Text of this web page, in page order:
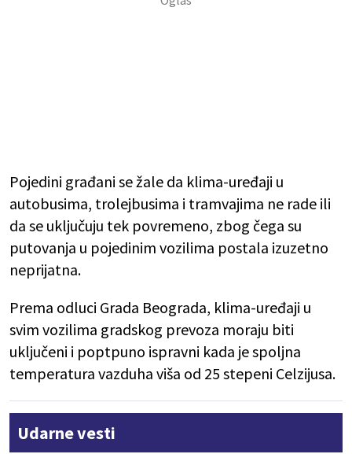
Pojedini građani se žale da klima-uređaji u
autobusima, trolejbusima i tramvajima ne rade ili
da se uključuju tek povremeno, zbog čega su
putovanja u pojedinim vozilima postala izuzetno
neprijatna.
Prema odluci Grada Beograda, klima-uređaji u
svim vozilima gradskog prevoza moraju biti
uključeni i poptpuno ispravni kada je spoljna
temperatura vazduha viša od 25 stepeni Celzijusa.
Udarne vesti